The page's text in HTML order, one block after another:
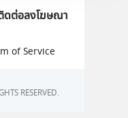
ดต่อลงโฆษณา
of Service
RESERVED.